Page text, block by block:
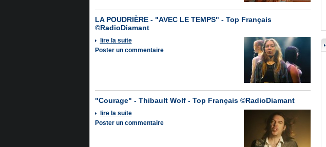
LA POUDRIÈRE - "AVEC LE TEMPS" - Top Français
©RadioDiamant
lire la suite
Poster un commentaire
"Courage" - Thibault Wolf - Top Français ©RadioDiamant
lire la suite
Poster un commentaire